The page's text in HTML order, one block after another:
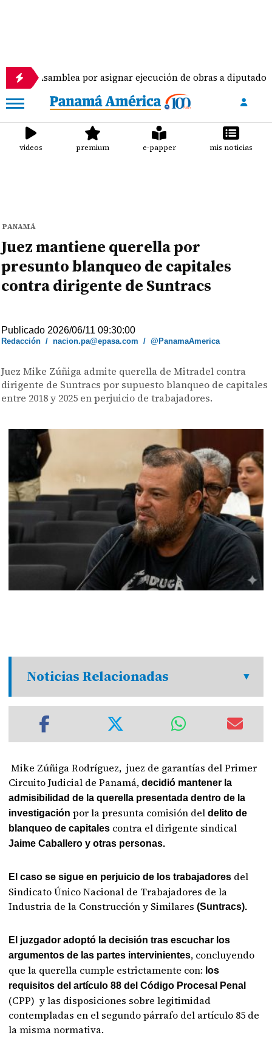
por asignar ejecución de obras a diputados
videos premium e-papper mis noticias
PANAMÁ
Juez mantiene querella por
presunto blanqueo de capitales
contra dirigente de Suntracs
Publicado 2026/06/11 09:30:00
Redacción /nacion.pa@epasa.com /@PanamaAmerica
Juez Mike Zúñiga admite querella de Mitradel contra
dirigente de Suntracs por supuesto blanqueo de capitales
entre 2018 y 2025 en perjuicio de trabajadores.
Noticias Relacionadas
Mike Zúñiga Rodríguez, juez de garantías del Primer
Circuito Judicial de Panamá,decidió mantener la
admisibilidad de la querella presentada dentro de la
investigación por la presunta comisión del delito de
blanqueo de capitales contra el dirigente sindical
Jaime Caballero y otras personas.
El caso se sigue en perjuicio de los trabajadores del
Sindicato Único Nacional de Trabajadores de la
Industria de la Construcción y Similares(Suntracs).
El juzgador adoptó la decisión tras escuchar los
argumentos de las partes intervinientes, concluyendo
que la querella cumple estrictamente con: los
requisitos del artículo 88 del Código Procesal Penal
(CPP) y las disposiciones sobre legitimidad
contempladas en el segundo párrafo del artículo 85 de
la misma normativa.